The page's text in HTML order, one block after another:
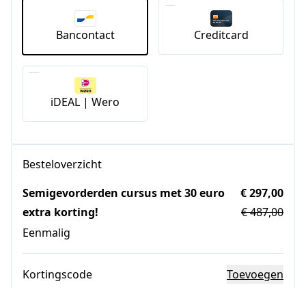
Bancontact Creditcard
iDEAL | Wero
Besteloverzicht
Semigevorderden cursus met 30 euro
extra korting!
Eenmalig
€ 297,00
€ 487,00
Kortingscode Toevoegen